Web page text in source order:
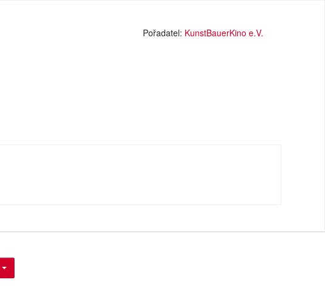
Pořadatel: KunstBauerKino e.V.